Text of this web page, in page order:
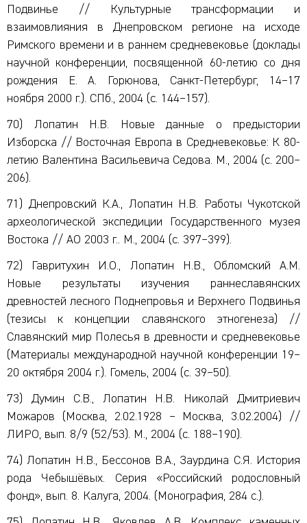
Подвинье // Культурные трансформации и
взаимовлияния в Днепровском регионе на исходе
Римского времени и в раннем средневековье (доклады
научной конференции, посвященной 60-летию со дня
рождения Е. А. Горюнова, Санкт-Петербург, 14–17
ноября 2000 г.). СПб., 2004 (с. 144–157).
70) Лопатин Н.В. Новые данные о предыстории
Изборска // Восточная Европа в Средневековье: К 80-
летию Валентина Васильевича Седова. М., 2004 (с. 200–
206).
71) Днепровский К.А., Лопатин Н.В. Работы Чукотской
археологической экспедиции Государственного музея
Востока // АО 2003 г.. М., 2004 (с. 397–399).
72) Гавритухин И.О., Лопатин Н.В., Обломский А.М.
Новые результаты изучения раннеславянских
древностей лесного Поднепровья и Верхнего Подвинья
(тезисы к концепции славянского этногенеза) //
Славянский мир Полесья в древности и средневековье
(Материалы международной научной конференции 19–
20 октября 2004 г.). Гомель, 2004 (с. 39–50).
73) Думин С.В., Лопатин Н.В. Николай Дмитриевич
Можаров (Москва, 2.02.1928 – Москва, 3.02.2004) //
ЛИРО, вып. 8/9 (52/53). М., 2004 (с. 188–190).
74) Лопатин Н.В., Бессонов В.А., Заурдина С.Я. История
рода Чебышёвых. Серия «Российский родословный
фонд», вып. 8. Калуга, 2004. (Монография, 284 с.).